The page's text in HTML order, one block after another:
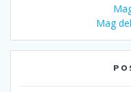
Mag